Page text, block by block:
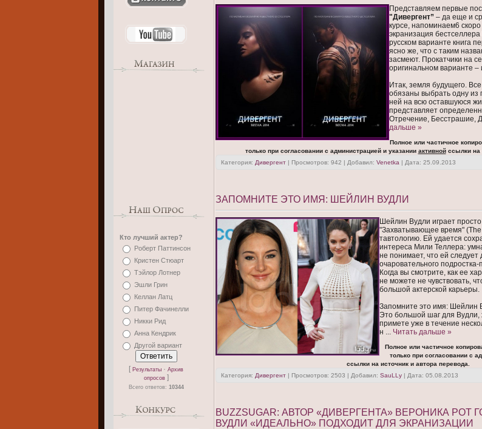
Кто лучший актер?
Роберт Паттинсон
Кристен Стюарт
Тэйлор Лотнер
Эшли Грин
Келлан Латц
Питер Фачинелли
Никки Рид
Анна Кендрик
Другой вариант
[ Результаты · Архив
опросов]
Всего ответов: 10344
Представляем первые
"Дивергент” – да еще и
курсе, напоминаем6
экранизация
русском варианте книга
ясно же, что с таким
засмеют. Прокатчики на
оригинальном варианте
Итак, земля будущего.
обязаны выбрать одну из
ней на всю оставшуюся
представляет
Отречение, Бесстрашие,
дальше »
Полное или частичное
только при согласовании с администрацией и указании активнойссылки на
Категория: Дивергент | Просмотров: 942 | Добавил: Venetka | Дата: 25.09.2013
ЗАПОМНИТЕ ЭТО ИМЯ: ШЕЙЛИН ВУДЛИ
Шейлин Вудли играет
"Захватывающее время"
тавтологию. Ей удается
интереса Мили Теллера:
не понимает, что ей
очаровательного
Когда вы смотрите, как ее
не можете не чувствовать,
большой актерской карьеры.
Запомните это имя: Шейлин
Это большой шаг для Вудли,
примете уже в течение
н ... Читать дальше »
Полное или частичное
только при согласовании с
ссылки на источник и автора перевода.
Категория: Дивергент | Просмотров: 2503 | Добавил: SauLLy | Дата: 05.08.2013
BUZZSUGAR: АВТОР «ДИВЕРГЕНТА» ВЕРОНИКА РОТ
ВУДЛИ «ИДЕАЛЬНО» ПОДХОДИТ ДЛЯ ЭКРАНИЗАЦИИ